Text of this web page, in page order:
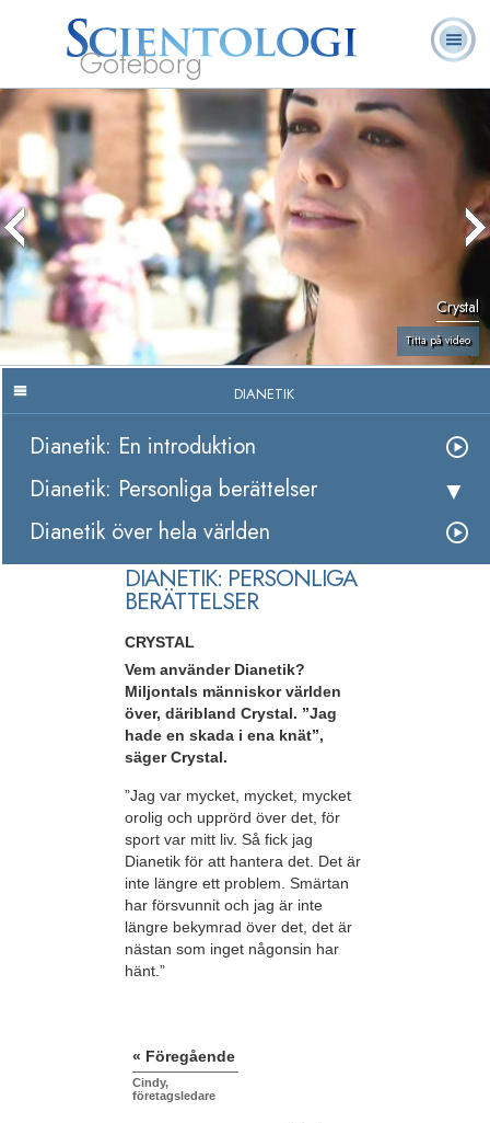
Göteborg
L. Ron
Hubbard
Vad är
Scientologi?
Frivilligpastorer
Ofta ställda
frågor
Böcker
Crystal
Titta på video
DIANETIK
Dianetik: En introduktion
Dianetik: Personliga berättelser
Dianetik över hela världen
DIANETIK: PERSONLIGA
BERÄTTELSER
CRYSTAL
Vem använder Dianetik?
Miljontals människor världen
över, däribland Crystal. ”Jag
hade en skada i ena knät”,
säger Crystal.
”Jag var mycket, mycket, mycket
orolig och upprörd över det, för
sport var mitt liv. Så fick jag
Dianetik för att hantera det. Det är
inte längre ett problem. Smärtan
har försvunnit och jag är inte
längre bekymrad över det, det är
nästan som inget någonsin har
hänt.”
« Föregående
Cindy,
företagsledare